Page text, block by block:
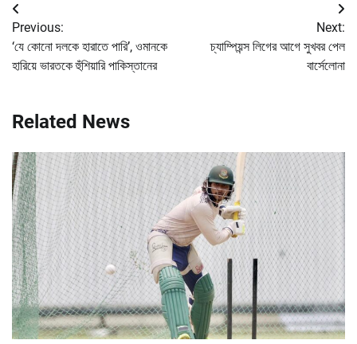
Post
navigation
Previous:
‘যে কোনো দলকে হারাতে পারি’, ওমানকে
হারিয়ে ভারতকে হুঁশিয়ারি পাকিস্তানের
Next:
চ্যাম্পিয়ন্স লিগের আগে সুখবর পেল
বার্সেলোনা
Related News